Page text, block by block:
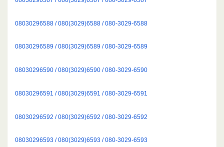
08030296588 / 080(3029)6588 / 080-3029-6588
08030296589 / 080(3029)6589 / 080-3029-6589
08030296590 / 080(3029)6590 / 080-3029-6590
08030296591 / 080(3029)6591 / 080-3029-6591
08030296592 / 080(3029)6592 / 080-3029-6592
08030296593 / 080(3029)6593 / 080-3029-6593